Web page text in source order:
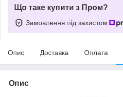
Що таке купити з Пром?
Замовлення під захистом
Опис Доставка Оплата
Опис